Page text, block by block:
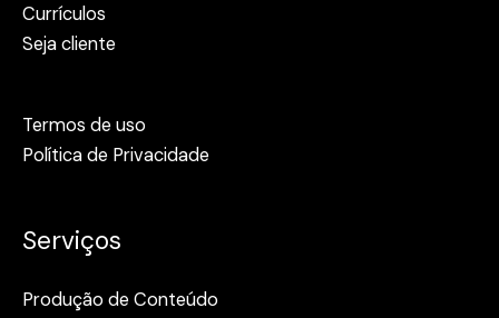
Currículos
Seja cliente
Termos de uso
Política de Privacidade
Serviços
Produção de Conteúdo